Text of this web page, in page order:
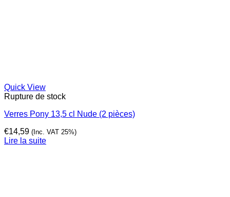
Quick View
Rupture de stock
Verres Pony 13,5 cl Nude (2 pièces)
€14,59 (Inc. VAT 25%)
Lire la suite